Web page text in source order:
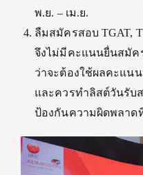
พ.ย. – เม.ย.
ลืมสมัครสอบ TGAT,
จึงไม่มีคะแนนยื่นสมัค
ว่าจะต้องใช้ผลคะแน
และควรทำลิสต์วันรับ
ป้องกันความผิดพลาด